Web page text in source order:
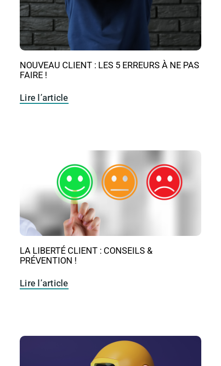
NOUVEAU CLIENT : LES 5 ERREURS À NE PAS
FAIRE !
Lire l’article
LA LIBERTÉ CLIENT : CONSEILS &
PRÉVENTION !
Lire l’article